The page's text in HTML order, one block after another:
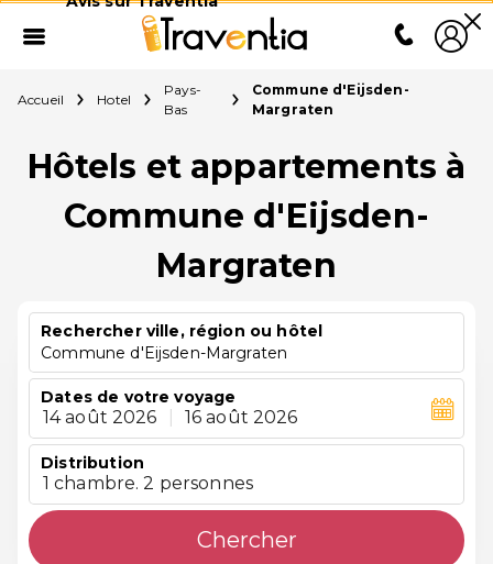
Accueil Hotel
Pays-
Bas
Commune d'Eijsden-
Margraten
Hôtels et appartements à
Commune d'Eijsden-
Margraten
Rechercher ville, région ou hôtel
Commune d'Eijsden-Margraten
Dates de votre voyage
14 août 2026 16 août 2026
Distribution
1 chambre. 2 personnes
Chercher